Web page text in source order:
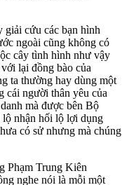
giải cứu các bạn hình
ngoài cũng không có
cây tình hình như vậy
lại đồng bào của
ta thường hay dùng một
cái người thân yêu của
mà được bên Bộ
nhận hối lộ lợi dụng
có sử nhưng mà chúng
Phạm Trung Kiên
nghe nói là mỗi một